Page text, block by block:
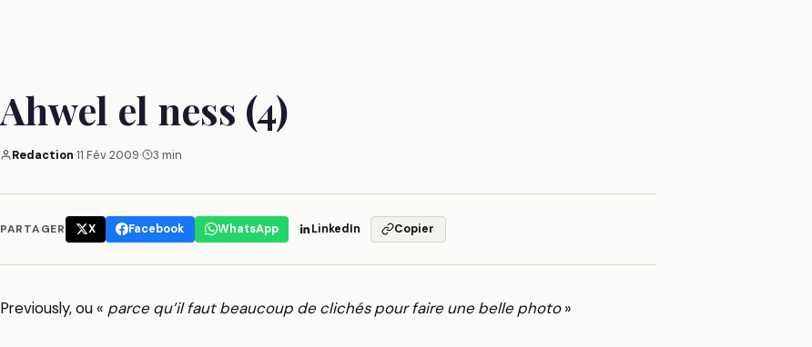
Ahwel el ness (4)
Redaction·11 Fév 2009· 3 min
PARTAGER X Facebook WhatsApp LinkedIn Copier
Previously, ou « parce qu’il faut beaucoup de clichés pour faire une belle photo»